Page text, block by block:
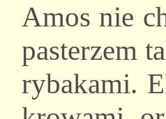
Amos nie
pasterzem
rybakami.